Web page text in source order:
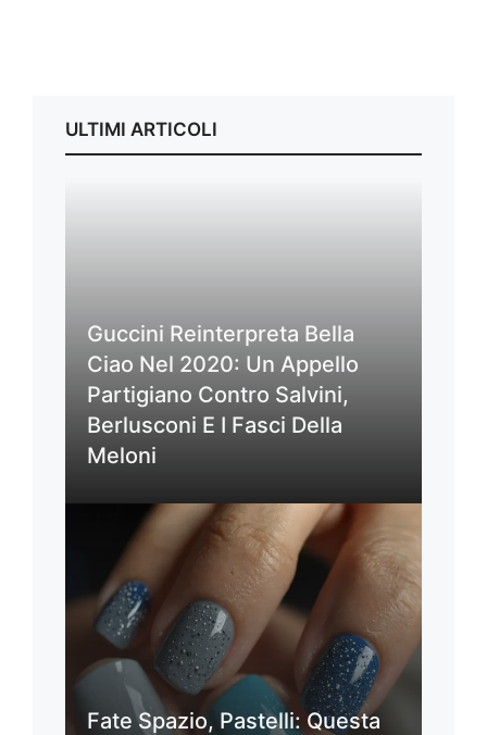
ULTIMI ARTICOLI
Guccini Reinterpreta Bella
Ciao Nel 2020: Un Appello
Partigiano Contro Salvini,
Berlusconi E I Fasci Della
Meloni
Fate Spazio, Pastelli: Questa